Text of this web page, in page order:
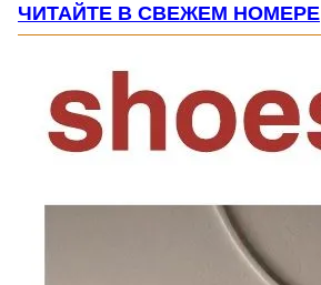
ЧИТАЙТЕ В СВЕЖЕМ НОМЕРЕ